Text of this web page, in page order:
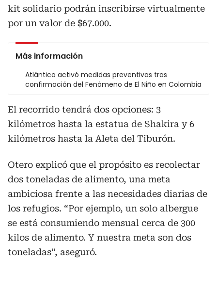
kit solidario podrán inscribirse virtualmente
por un valor de $67.000.
Más información
Atlántico activó medidas preventivas tras
confirmación del Fenómeno de El Niño en Colombia
El recorrido tendrá dos opciones: 3
kilómetros hasta la estatua de Shakira y 6
kilómetros hasta la Aleta del Tiburón.
Otero explicó que el propósito es recolectar
dos toneladas de alimento, una meta
ambiciosa frente a las necesidades diarias de
los refugios. “Por ejemplo, un solo albergue
se está consumiendo mensual cerca de 300
kilos de alimento. Y nuestra meta son dos
toneladas”, aseguró.